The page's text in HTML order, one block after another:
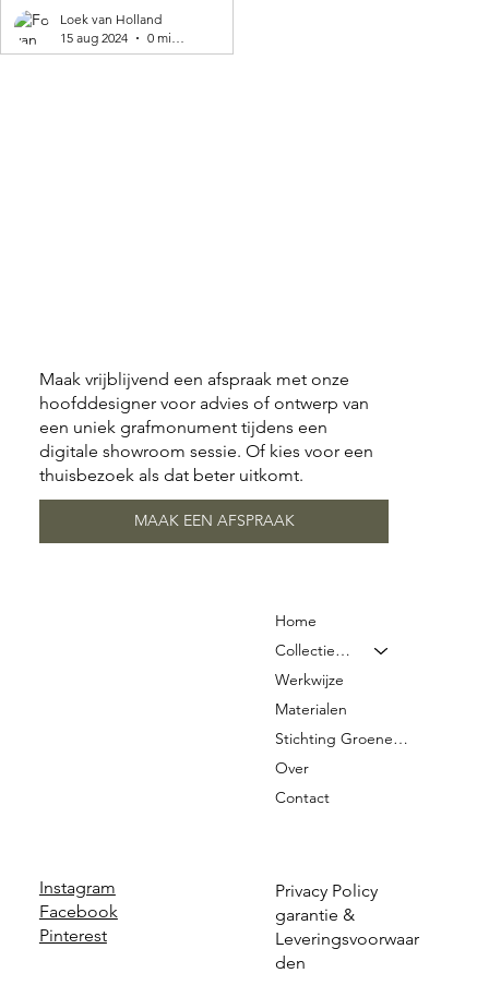
geproduceerd! 🌍
Loek van Holland
15 aug 2024
0 minuten om te lezen
Instagram
Facebook
Pinterest
Privacy Policy
garantie &
Leveringsvoorwaar
den
Home
Collectie & Prijzen
Werkwijze
Materialen
Stichting Groene Graven
Over
Contact
Maak vrijblijvend een afspraak met onze
hoofddesigner voor advies of ontwerp van
een uniek grafmonument tijdens een
digitale showroom sessie. Of kies voor een
thuisbezoek als dat beter uitkomt.
MAAK EEN AFSPRAAK